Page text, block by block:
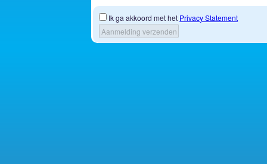
Ik ga akkoord met het Privacy Statement